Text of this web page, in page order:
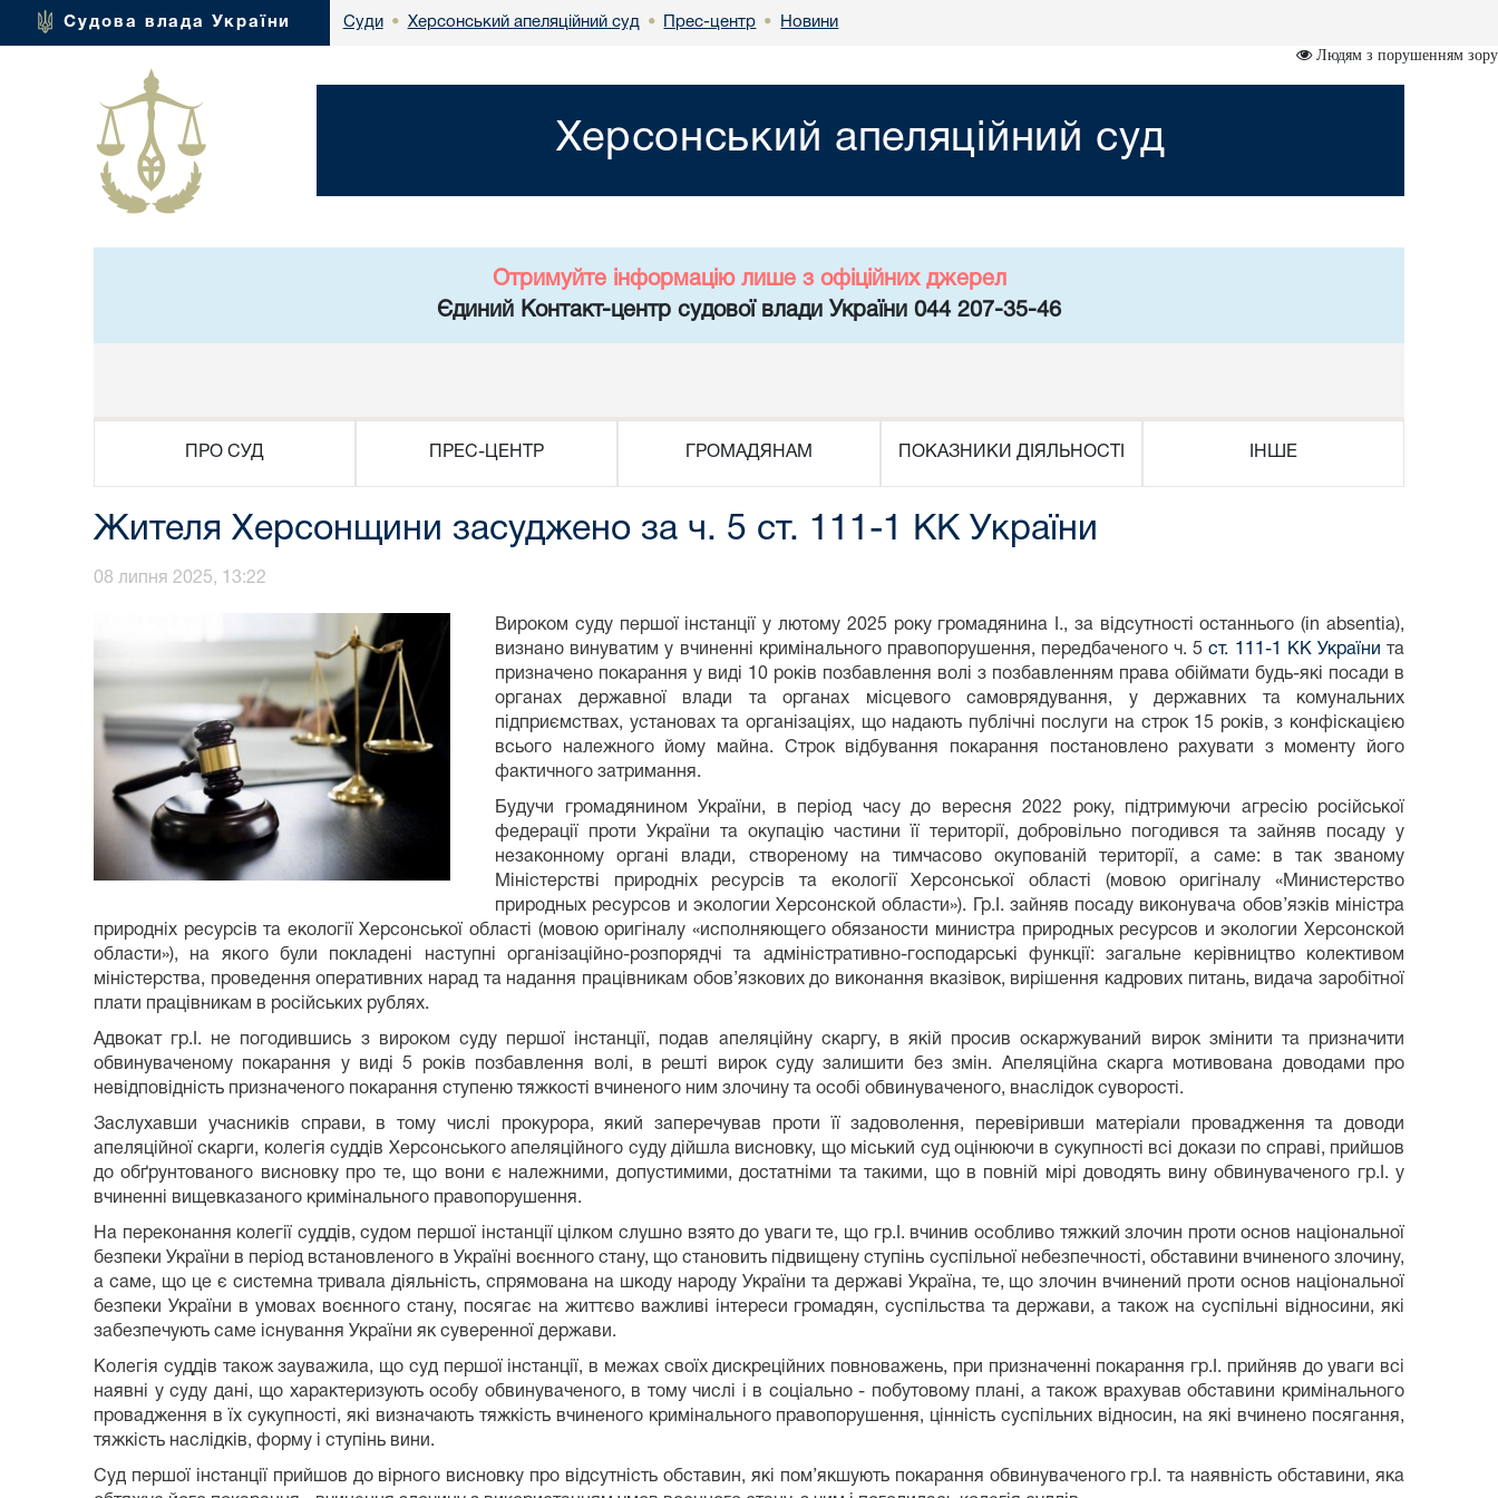
Судова влада України Суди • Херсонський апеляційний суд • Прес-центр • Новини
Людям з порушенням зору
Херсонський апеляційний суд
Отримуйте інформацію лише з офіційних джерел
Єдиний Контакт-центр судової влади України 044 207-35-46
ПРО СУД ПРЕС-ЦЕНТР ГРОМАДЯНАМ ПОКАЗНИКИ ДІЯЛЬНОСТІ ІНШЕ
Жителя Херсонщини засуджено за ч. 5 ст. 111-1 КК України
08 липня 2025, 13:22
Вироком суду першої інстанції у лютому 2025 року громадянина І., за відсутності останнього (in absentia),
визнано винуватим у вчиненні кримінального правопорушення, передбаченого ч. 5ст. 111-1 КК України та
призначено покарання у виді 10 років позбавлення волі з позбавленням права обіймати будь-які посади в
органах державної влади та органах місцевого самоврядування, у державних та комунальних
підприємствах, установах та організаціях, що надають публічні послуги на строк 15 років, з конфіскацією
всього належного йому майна. Строк відбування покарання постановлено рахувати з моменту його
фактичного затримання.
Будучи громадянином України, в період часу до вересня 2022 року, підтримуючи агресію російської
федерації проти України та окупацію частини її території, добровільно погодився та зайняв посаду у
незаконному органі влади, створеному на тимчасово окупованій території, а саме: в так званому
Міністерстві природніх ресурсів та екології Херсонської області (мовою оригіналу «Министерство
природных ресурсов и экологии Херсонской области»). Гр.І. зайняв посаду виконувача обов’язків міністра
природніх ресурсів та екології Херсонської області (мовою оригіналу «исполняющего обязаности министра природных ресурсов и экологии Херсонской
области»), на якого були покладені наступні організаційно-розпорядчі та адміністративно-господарські функції: загальне керівництво колективом
міністерства, проведення оперативних нарад та надання працівникам обов’язкових до виконання вказівок, вирішення кадрових питань, видача заробітної
плати працівникам в російських рублях.
Адвокат гр.І. не погодившись з вироком суду першої інстанції, подав апеляційну скаргу, в якій просив оскаржуваний вирок змінити та призначити
обвинуваченому покарання у виді 5 років позбавлення волі, в решті вирок суду залишити без змін. Апеляційна скарга мотивована доводами про
невідповідність призначеного покарання ступеню тяжкості вчиненого ним злочину та особі обвинуваченого, внаслідок суворості.
Заслухавши учасників справи, в тому числі прокурора, який заперечував проти її задоволення, перевіривши матеріали провадження та доводи
апеляційної скарги, колегія суддів Херсонського апеляційного суду дійшла висновку, що міський суд оцінюючи в сукупності всі докази по справі, прийшов
до обґрунтованого висновку про те, що вони є належними, допустимими, достатніми та такими, що в повній мірі доводять вину обвинуваченого гр.І. у
вчиненні вищевказаного кримінального правопорушення.
На переконання колегії суддів, судом першої інстанції цілком слушно взято до уваги те, що гр.І. вчинив особливо тяжкий злочин проти основ національної
безпеки України в період встановленого в Україні воєнного стану, що становить підвищену ступінь суспільної небезпечності, обставини вчиненого злочину,
а саме, що це є системна тривала діяльність, спрямована на шкоду народу України та державі Україна, те, що злочин вчинений проти основ національної
безпеки України в умовах воєнного стану, посягає на життєво важливі інтереси громадян, суспільства та держави, а також на суспільні відносини, які
забезпечують саме існування України як суверенної держави.
Колегія суддів також зауважила, що суд першої інстанції, в межах своїх дискреційних повноважень, при призначенні покарання гр.І. прийняв до уваги всі
наявні у суду дані, що характеризують особу обвинуваченого, в тому числі і в соціально - побутовому плані, а також врахував обставини кримінального
провадження в їх сукупності, які визначають тяжкість вчиненого кримінального правопорушення, цінність суспільних відносин, на які вчинено посягання,
тяжкість наслідків, форму і ступінь вини.
Суд першої інстанції прийшов до вірного висновку про відсутність обставин, які пом’якшують покарання обвинуваченого гр.І. та наявність обставини, яка